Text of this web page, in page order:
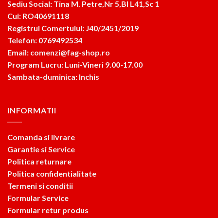
Sediu Social: Tina M. Petre,Nr 5,Bl L41,Sc 1
Cui: RO40691118
Registrul Comertului: J40/2451/2019
Telefon: 0769492534
Email: comenzi@fag-shop.ro
Program Lucru: Luni-Vineri 9.00-17.00
Sambata-duminica: Inchis
INFORMATII
Comanda si livrare
Garantie si Service
Politica returnare
Politica confidentialitate
Termeni si conditii
Formular Service
Formular retur produs